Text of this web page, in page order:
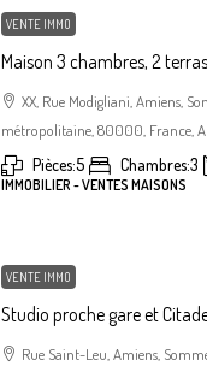
VENTE IMMO
Maison 3 chambres, 2
XX, Rue Modigliani, Amiens,
métropolitaine, 80000, France,
Pièces:5 Chambres:3
IMMOBILIER - VENTES MAISONS
VENTE IMMO
Studio proche gare et
Rue Saint-Leu, Amiens,